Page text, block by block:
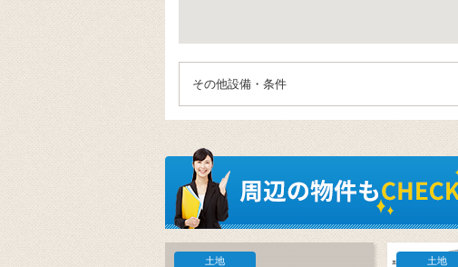
その他設備・条件
土地 土地